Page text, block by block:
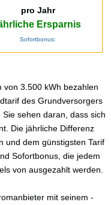
pro Jahr
Ersparnis
Sofortbonus:
von 3.500 kWh bezahlen
des Grundversorgers
sehen daran, dass sich
Die jährliche Differenz
und dem günstigsten Tarif
Sofortbonus, die jedem
von ausgezahlt werden.
mit seinem -